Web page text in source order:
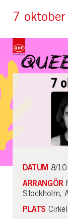
7
DATUM 8/
ARRANGÖR
Stockholm,
PLATS